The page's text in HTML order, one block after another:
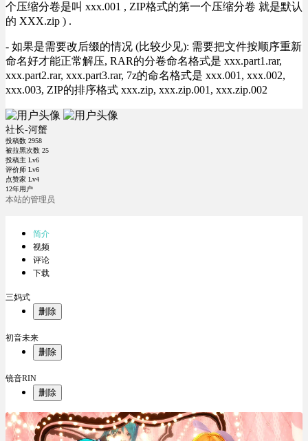
个压缩分卷是叫 xxx.001 , ZIP格式的第一个压缩分卷 就是默认
的 XXX.zip ) .
- 如果是需要改后缀的情况 (比较少见): 需要把文件按顺序重新
命名好才能正常解压, RAR的分卷命名格式是 xxx.part1.rar,
xxx.part2.rar, xxx.part3.rar, 7z的命名格式是 xxx.001, xxx.002,
xxx.003, ZIP的排序格式 xxx.zip, xxx.zip.001, xxx.zip.002
社长-河蟹
投稿数 2958
被拉黑次数 25
投稿主 Lv6
评价师 Lv6
点赞家 Lv4
12年用户
本站的管理员
简介
视频
评论
下载
三妈式
删除
初音未来
删除
镜音RIN
删除